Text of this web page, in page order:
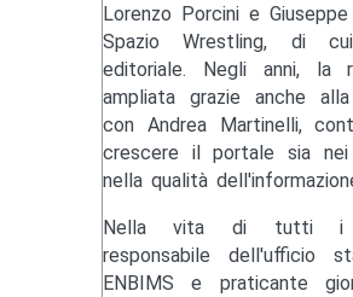
Lorenzo Porcini e
Spazio Wrestling, di
editoriale. Negli anni, la
ampliata grazie anche alla
con Andrea Martinelli,
crescere il portale sia
nella qualità
Nella vita di tutti i
responsabile dell'ufficio
ENBIMS e praticante